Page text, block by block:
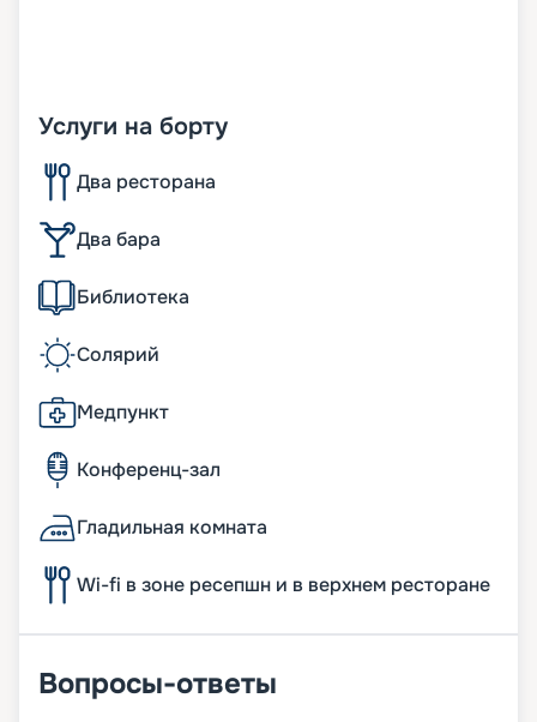
Услуги на борту
Два ресторана
Два бара
Библиотека
Солярий
Медпункт
Конференц-зал
Гладильная комната
Wi-fi в зоне ресепшн и в верхнем ресторане
Вопросы-ответы